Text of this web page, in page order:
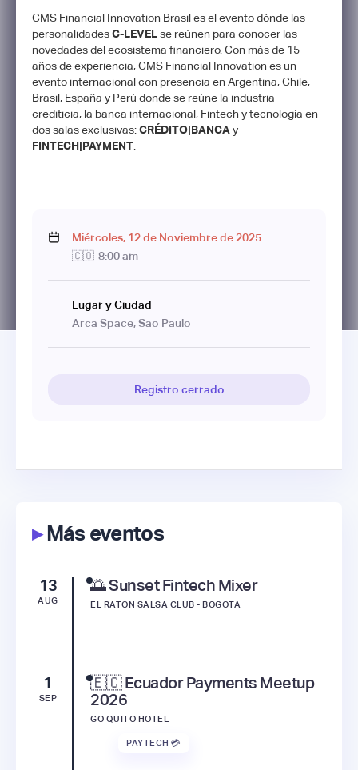
CMS Financial Innovation Brasil es el evento dónde las
personalidadesC-LEVELse reúnen para conocer las
novedades del ecosistema financiero. Con más de 15
años de experiencia, CMS Financial Innovation es un
evento internacional con presencia en Argentina, Chile,
Brasil, España y Perú donde se reúne la industria
crediticia, la banca internacional, Fintech y tecnología en
dos salas exclusivas:CRÉDITO|BANCA y
FINTECH|PAYMENT
Miércoles, 12de Noviembrede 2025
🇨🇴 8:00 am
Lugar y Ciudad
Arca Space, Sao Paulo
Registro cerrado
▸Más eventos
13
AUG
🌅 Sunset Fintech Mixer
EL RATÓN SALSA CLUB - BOGOTÁ
1
SEP
🇪🇨 Ecuador Payments Meetup
2026
GO QUITO HOTEL
PAYTECH 💳